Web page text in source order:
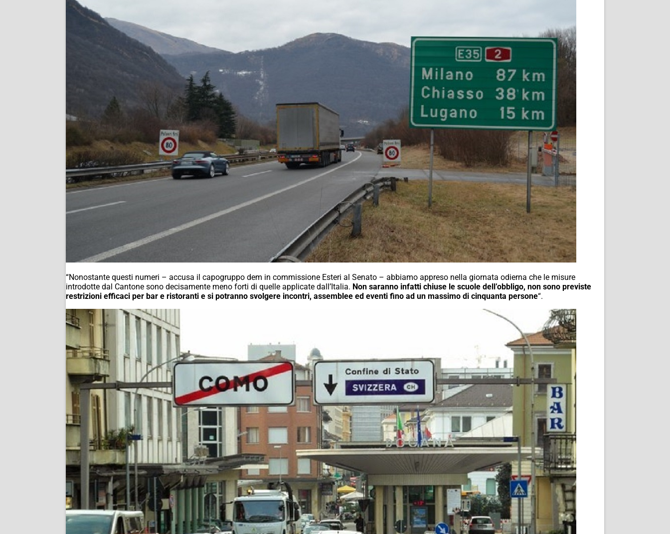
“Nonostante questi numeri – accusa il capogruppo dem in commissione Esteri al Senato – abbiamo appreso nella giornata odierna che le misure
introdotte dal Cantone sono decisamente meno forti di quelle applicate dall’Italia. Non saranno infatti chiuse le scuole dell’obbligo, non sono previste
restrizioni efficaci per bar e ristoranti e si potranno svolgere incontri, assemblee ed eventi fino ad un massimo di cinquanta persone“.